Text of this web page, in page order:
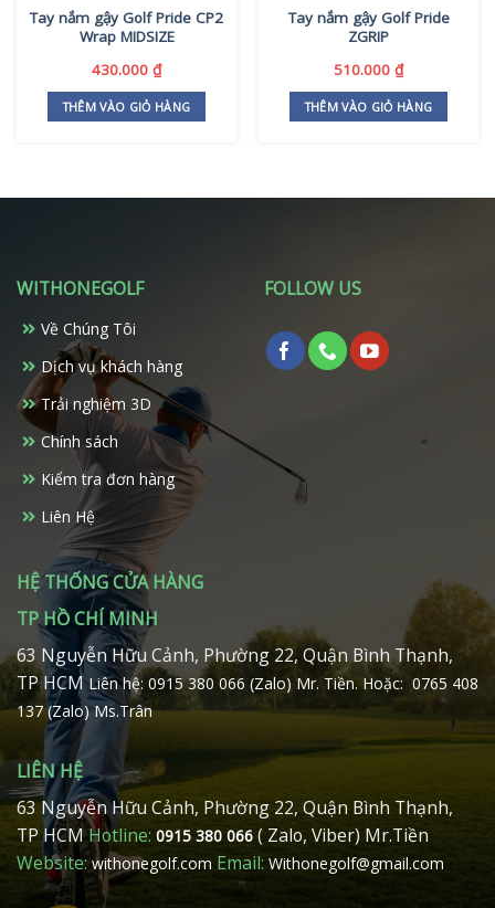
Tay nắm gậy Golf Pride CP2
Wrap MIDSIZE
430.000 ₫
THÊM VÀO GIỎ HÀNG
Tay nắm gậy Golf Pride
ZGRIP
510.000 ₫
THÊM VÀO GIỎ HÀNG
WITHONEGOLF
Về Chúng Tôi
Dịch vụ khách hàng
Trải nghiệm 3D
Chính sách
Kiểm tra đơn hàng
Liên Hệ
FOLLOW US
HỆ THỐNG CỬA HÀNG
TP HỒ CHÍ MINH
63 Nguyễn Hữu Cảnh, Phường 22, Quận Bình Thạnh,
TP HCMLiên hệ: 0915 380 066 (Zalo) Mr. Tiền.Hoặc: 0765 408
137 (Zalo) Ms.Trân
LIÊN HỆ
63 Nguyễn Hữu Cảnh, Phường 22, Quận Bình Thạnh,
TP HCMHotline: 0915 380 066 ( Zalo, Viber) Mr.Tiền
Website: withonegolf.com Email: Withonegolf@gmail.com